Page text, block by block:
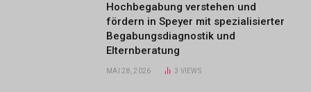
Hochbegabung verstehen und
fördern in Speyer mit spezialisierter
Begabungsdiagnostik und
Elternberatung
MAI 28, 2026 3 VIEWS